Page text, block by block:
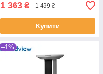
1 363 ₴ 1 499 ₴
Купити
–1%